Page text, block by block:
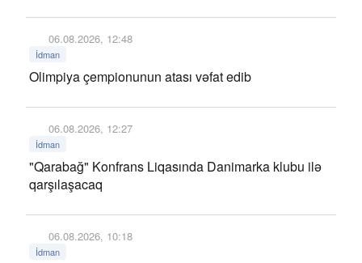
06.08.2026, 12:48
İdman
Olimpiya çempionunun atası vəfat edib
06.08.2026, 12:27
İdman
"Qarabağ" Konfrans Liqasında Danimarka klubu ilə
qarşılaşacaq
06.08.2026, 10:18
İdman